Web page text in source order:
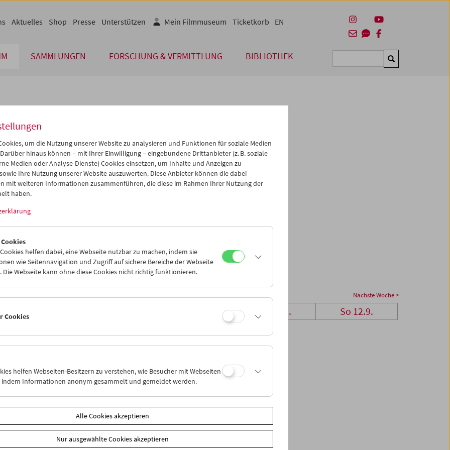
SAMMLUNGEN FORSCHUNG & VERMITTLUNG BIBLIOTHEK Suchen
Aktuelles Shop Presse Unterstützen Mein Filmmuseum Ticketkorb EN
Sep 2004 >>
Mi Do Fr Sa So
01 02 03 04
05
08 09 10 11
12
15 16
22 23
06
iCalender
Programmheft-PDF
English language or subtitles
Nächste Woche >
Mi 8.9. Sa 11.9. So 12.9.
um die Nutzung unserer Website zu analysieren und Funktionen für soziale Medien
hinaus können – mit Ihrer Einwilligung – eingebundene Drittanbieter (z. B. soziale
Medien oder Analyse-Dienste) Cookies einsetzen, um Inhalte und Anzeigen zu
Ihre Nutzung unserer Website auszuwerten. Diese Anbieter können die dabei
mit weiteren Informationen zusammenführen, die diese im Rahmen Ihrer Nutzung der
haben.
helfen dabei, eine Webseite nutzbar zu machen, indem sie
wie Seitennavigation und Zugriff auf sichere Bereiche der Webseite
Die Webseite kann ohne diese Cookies nicht richtig funktionieren.
Cookies
helfen Webseiten-Besitzern zu verstehen, wie Besucher mit Webseiten
indem Informationen anonym gesammelt und gemeldet werden.
Alle Cookies akzeptieren
Nur ausgewählte Cookies akzeptieren